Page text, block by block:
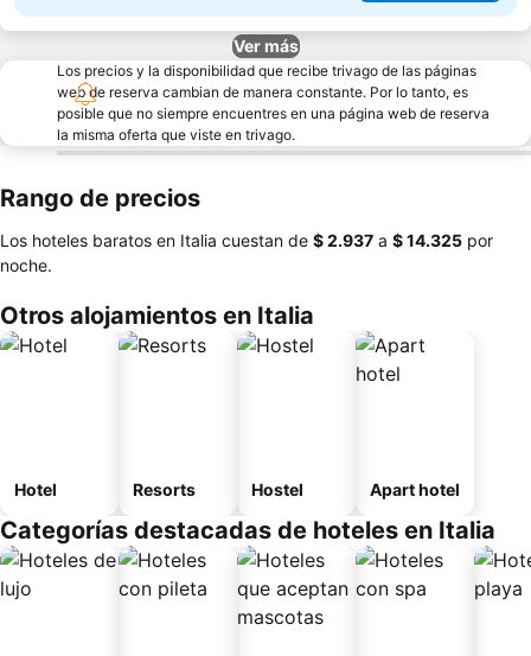
Ver más
Los precios y la disponibilidad que recibe trivago de las páginas
web de reserva cambian de manera constante. Por lo tanto, es
posible que no siempre encuentres en una página web de reserva
la misma oferta que viste en trivago.
Rango de precios
Los hoteles baratos en Italia cuestan de ‎$ 2.937 a ‎$ 14.325 por
noche.
Otros alojamientos en Italia
Hotel Resorts Hostel Apart hotel
Categorías destacadas de hoteles en Italia